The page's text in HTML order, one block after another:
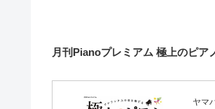
月刊Pianoプレミアム 極上のピア
ヤマ